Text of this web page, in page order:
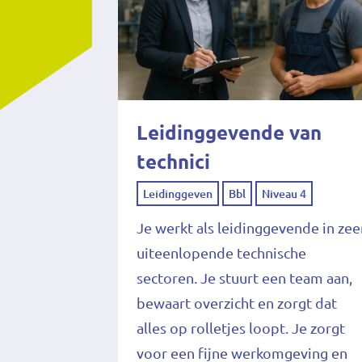
Leidinggevende van
technici
Leidinggeven Bbl Niveau 4
Je werkt als leidinggevende in
uiteenlopende technische
sectoren. Je stuurt een team aan,
bewaart overzicht en zorgt dat
alles op rolletjes loopt. Je zorgt
voor een fijne werkomgeving en